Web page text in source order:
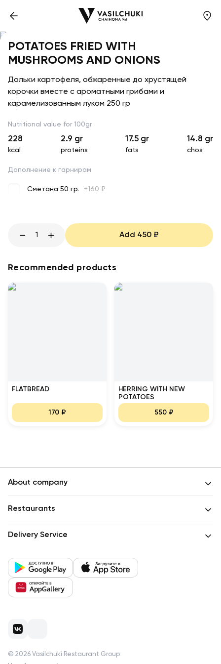
POTATOES FRIED WITH
MUSHROOMS AND ONIONS
Дольки картофеля, обжаренные до хрустящей
корочки вместе с ароматными грибами и
карамелизованным луком 250 гр
Nutritional value for 100gr
228
kcal
2.9 gr
proteins
17.5 gr
fats
14.8 gr
chos
Дополнение к гарнирам
Сметана 50 гр. +160 ₽
1 Add 450 ₽
Recommended products
FLATBREAD
170 ₽
HERRING WITH NEW
POTATOES
550₽
About company
Restaurants
Delivery Service
© 2026 Vasilchuki Restaurant Group